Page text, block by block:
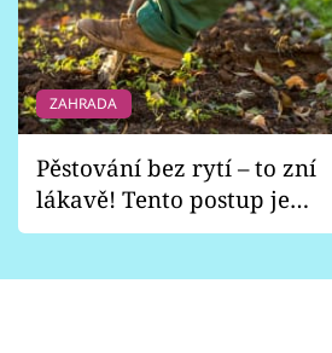
ZAHRADA
Pěstování bez rytí – to zní
lákavě! Tento postup je
vhodný jen pro některé